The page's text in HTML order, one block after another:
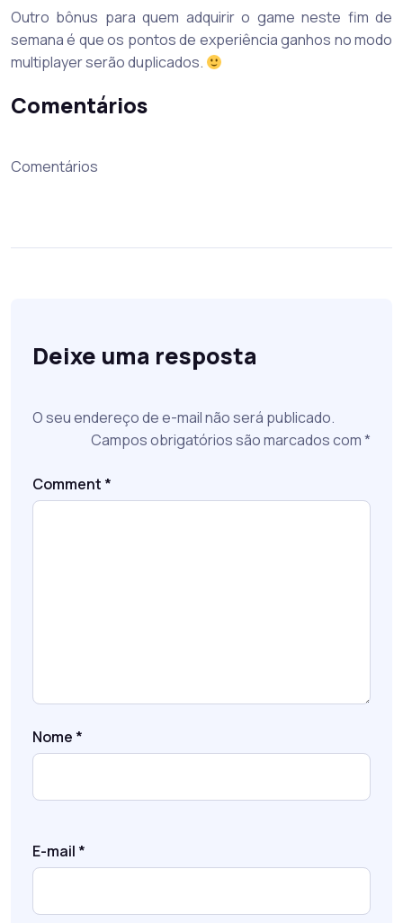
Outro bônus para quem adquirir o game neste fim de
semana é que os pontos de experiência ganhos no modo
multiplayer serão duplicados.
Comentários
Comentários
Deixe uma resposta
O seu endereço de e-mail não será publicado.
Campos obrigatórios são marcados com*
Comment *
Nome *
E-mail *